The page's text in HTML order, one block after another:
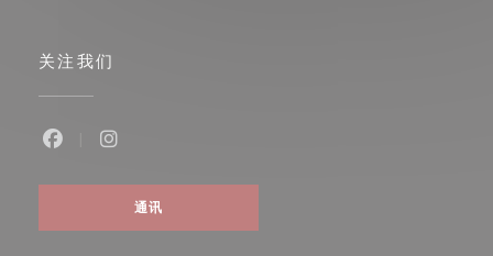
关注我们
通讯